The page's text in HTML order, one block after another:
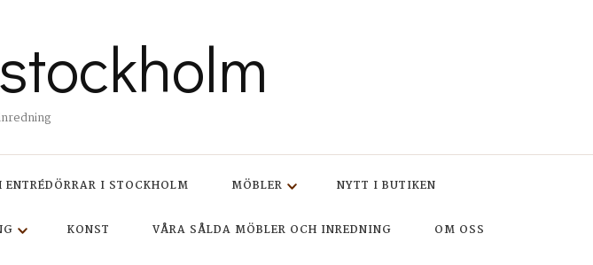
I STOCKHOLM MÖBLER NYTT I BUTIKEN
KONST VÅRA SÅLDA MÖBLER OCH INREDNING OM OSS